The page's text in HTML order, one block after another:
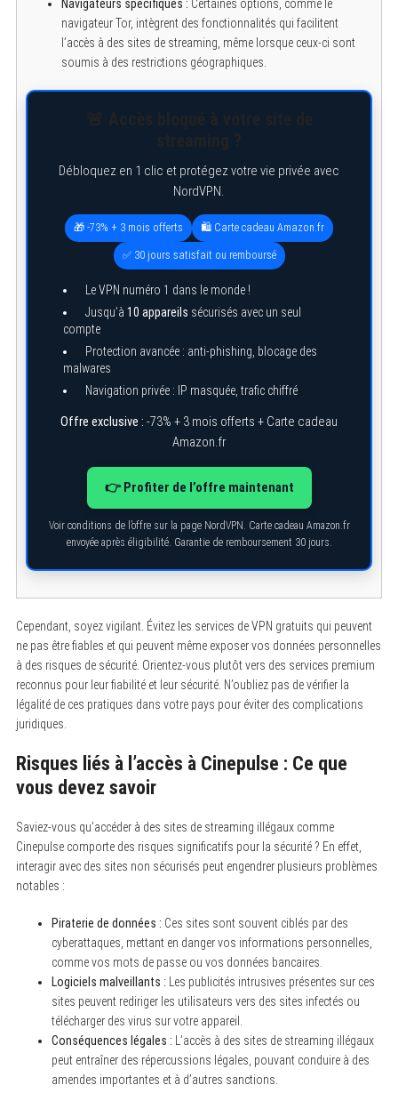
Navigateurs spécifiques : Certaines options, comme le
navigateur Tor, intègrent des fonctionnalités qui facilitent
l’accès à des sites de streaming, même lorsque ceux-ci sont
soumis à des restrictions géographiques.
Débloquez en 1 clic et protégez votre vie privée avec
NordVPN.
🎁 -73% + 3 mois offerts 🛍️ Carte cadeau Amazon.fr
✅ 30 jours satisfait ou remboursé
Le VPN numéro 1 dans le monde !
Jusqu’à 10 appareils sécurisés avec un seul
compte
Protection avancée : anti-phishing, blocage des
malwares
Navigation privée : IP masquée, trafic chiffré
Offre exclusive : -73% + 3 mois offerts + Carte cadeau
Amazon.fr
👉 Profiter de l’offre maintenant
Voir conditions de l’offre sur la page NordVPN. Carte cadeau Amazon.fr
envoyée après éligibilité. Garantie de remboursement 30 jours.
Cependant, soyez vigilant. Évitez les services de VPN gratuits qui peuvent
ne pas être fiables et qui peuvent même exposer vos données personnelles
à des risques de sécurité. Orientez-vous plutôt vers des services premium
reconnus pour leur fiabilité et leur sécurité. N’oubliez pas de vérifier la
légalité de ces pratiques dans votre pays pour éviter des complications
juridiques.
Risques liés à l’accès à Cinepulse : Ce que
vous devez savoir
Saviez-vous qu’accéder à des sites de streaming illégaux comme
Cinepulse comporte des risques significatifs pour la sécurité ? En effet,
interagir avec des sites non sécurisés peut engendrer plusieurs problèmes
notables :
Piraterie de données : Ces sites sont souvent ciblés par des
cyberattaques, mettant en danger vos informations personnelles,
comme vos mots de passe ou vos données bancaires.
Logiciels malveillants : Les publicités intrusives présentes sur ces
sites peuvent rediriger les utilisateurs vers des sites infectés ou
télécharger des virus sur votre appareil.
Conséquences légales : L’accès à des sites de streaming illégaux
peut entraîner des répercussions légales, pouvant conduire à des
amendes importantes et à d’autres sanctions.
S
a
r
h